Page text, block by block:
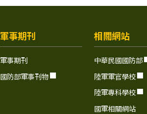
軍事期刊
軍事期刊
國防部軍事刊物
相關網站
中華民國國防部
陸軍軍官學校
陸軍專科學校
國軍相關網站